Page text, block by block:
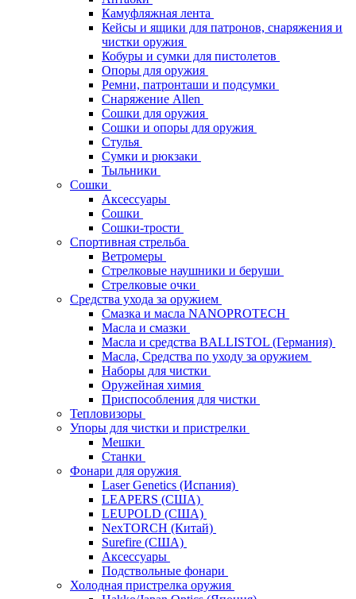
Камуфляжная лента
Кейсы и ящики для патронов, снаряжения и
чистки оружия
Кобуры и сумки для пистолетов
Опоры для оружия
Ремни, патронташи и подсумки
Снаряжение Allen
Сошки для оружия
Сошки и опоры для оружия
Стулья
Сумки и рюкзаки
Тыльники
Сошки
Аксессуары
Сошки
Сошки-трости
Спортивная стрельба
Ветромеры
Стрелковые наушники и беруши
Стрелковые очки
Средства ухода за оружием
Смазка и масла NANOPROTECH
Масла и смазки
Масла и средства BALLISTOL (Германия)
Масла, Средства по уходу за оружием
Наборы для чистки
Оружейная химия
Приспособления для чистки
Тепловизоры
Упоры для чистки и пристрелки
Мешки
Станки
Фонари для оружия
Laser Genetics (Испания)
LEAPERS (США)
LEUPOLD (США)
NexTORCH (Китай)
Surefire (США)
Аксессуары
Подствольные фонари
Холодная пристрелка оружия